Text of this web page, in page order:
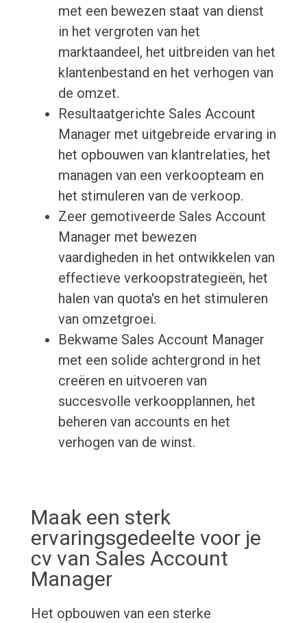
met een bewezen staat van dienst
in het vergroten van het
marktaandeel, het uitbreiden van het
klantenbestand en het verhogen van
de omzet.
Resultaatgerichte Sales Account
Manager met uitgebreide ervaring in
het opbouwen van klantrelaties, het
managen van een verkoopteam en
het stimuleren van de verkoop.
Zeer gemotiveerde Sales Account
Manager met bewezen
vaardigheden in het ontwikkelen van
effectieve verkoopstrategieën, het
halen van quota's en het stimuleren
van omzetgroei.
Bekwame Sales Account Manager
met een solide achtergrond in het
creëren en uitvoeren van
succesvolle verkoopplannen, het
beheren van accounts en het
verhogen van de winst.
Maak een sterk
ervaringsgedeelte voor je
cv van Sales Account
Manager
Het opbouwen van een sterke